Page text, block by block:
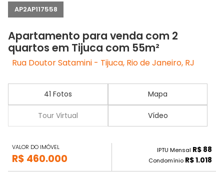
AP2AP117558
Apartamento para venda com 2
quartos em Tijuca com 55m²
Rua Doutor Satamini - Tijuca, Rio de Janeiro, RJ
41 Fotos Mapa
Tour Virtual Vídeo
VALOR DO IMÓVEL
R$ 460.000
IPTU Mensal R$ 88
Condomínio R$ 1.018